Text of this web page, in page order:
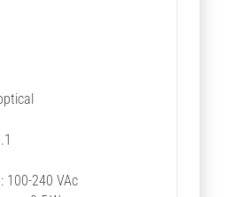
100-240 VAc